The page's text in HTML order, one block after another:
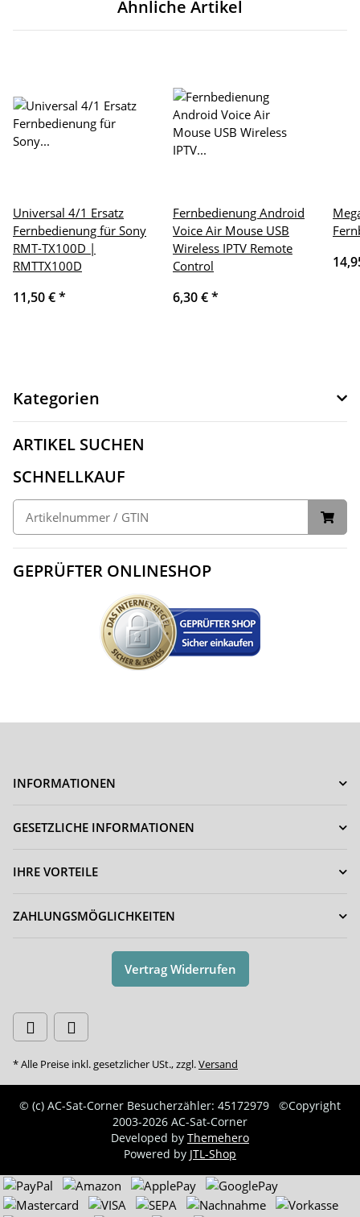
Ähnliche Artikel
Universal 4/1 Ersatz
Fernbedienung für Sony
RMT-TX100D |
RMTTX100D
11,50 €*
Fernbedienung Android
Voice Air Mouse USB
Wireless IPTV Remote
Control
6,30 €*
Kategorien
ARTIKEL SUCHEN
SCHNELLKAUF
GEPRÜFTER ONLINESHOP
INFORMATIONEN
GESETZLICHE INFORMATIONEN
IHRE VORTEILE
ZAHLUNGSMÖGLICHKEITEN
Vertrag Widerrufen
* Alle Preise inkl. gesetzlicher USt., zzgl.Versand
© (c) AC-Sat-Corner Besucherzähler: 45172979
©Copyright
2003-2026 AC-Sat-Corner
Developed by Themehero
Powered by JTL-Shop